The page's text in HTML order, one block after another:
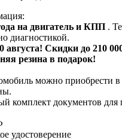
на двигатель и КПП .
диагностикой.
августа! Скидки до 210
резина в подарок!
можно приобрести в
комплект документов для
удостоверение